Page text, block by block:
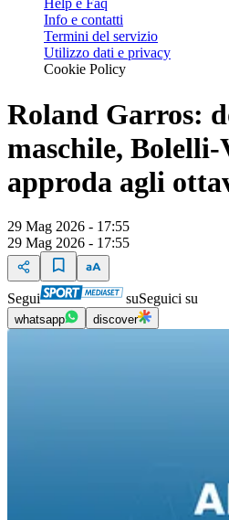
Help e Faq
Info e contatti
Termini del servizio
Utilizzo dati e privacy
Cookie Policy
Roland Garros:
maschile, Bolelli-
approda agli
29 Mag 2026 - 17:55
29 Mag 2026 - 17:55
Segui suSeguici su
whatsapp discover